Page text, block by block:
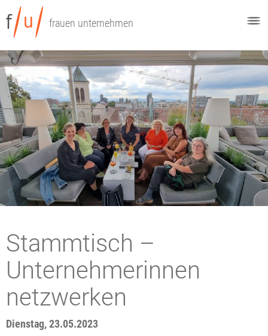
frauen unternehmen
Stammtisch –
Unternehmerinnen
netzwerken
Dienstag, 23.05.2023